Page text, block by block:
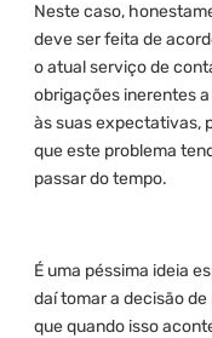
Neste caso,
deve ser feita de
o atual serviço de
obrigações inerentes
às suas expectativas,
que este problema
passar do tempo.
É uma péssima ideia
daí tomar a decisão
que quando isso